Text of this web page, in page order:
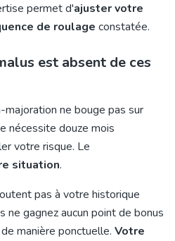
permet d'ajuster votre
de roulage constatée.
est absent de ces
ne bouge pas sur
nécessite douze mois
votre risque. Le
situation.
pas à votre historique
ne gagnez aucun point de bonus
manière ponctuelle. Votre